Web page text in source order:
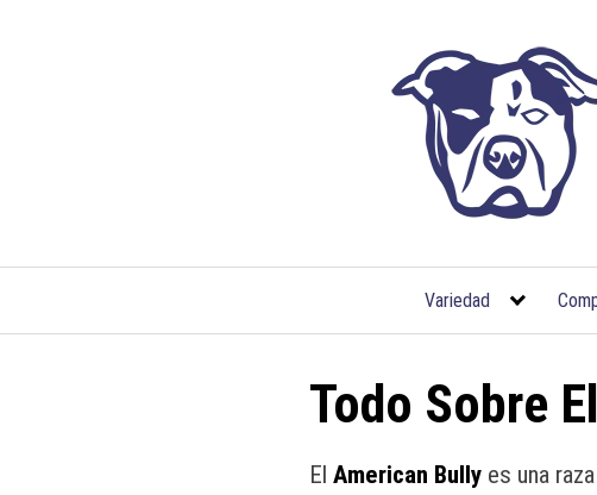
Variedad
Todo Sobre
El American Bully es una